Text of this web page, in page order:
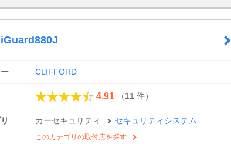
CLIFFORD
4.91 （11 件）
カーセキュリティ セキュリティシステム
このカテゴリの取付店を探す